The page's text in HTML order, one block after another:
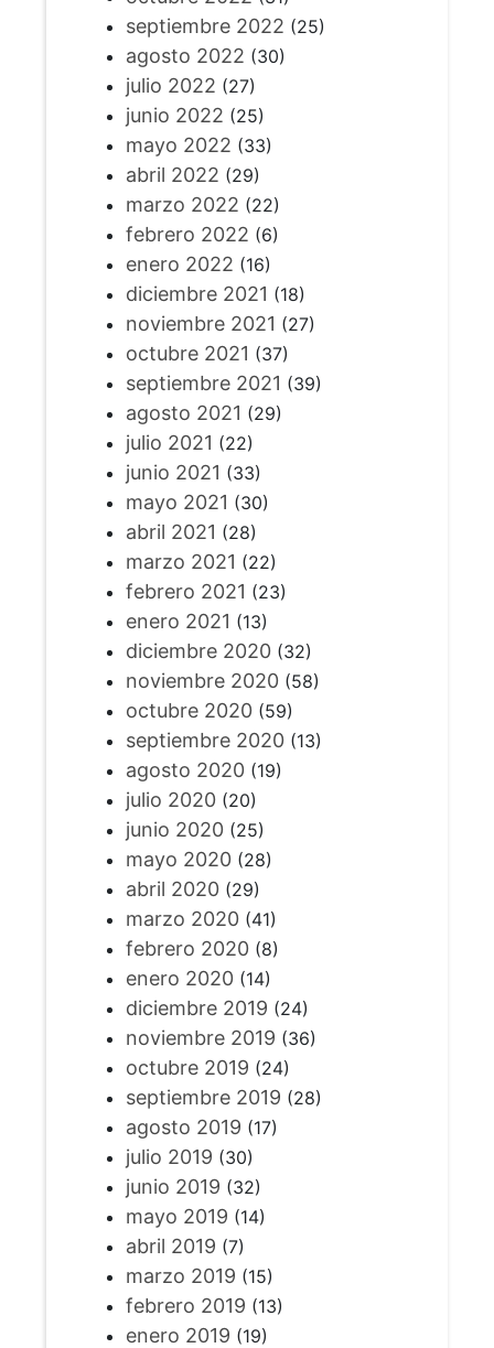
septiembre 2022 (25)
agosto 2022 (30)
julio 2022 (27)
junio 2022 (25)
mayo 2022 (33)
abril 2022 (29)
marzo 2022 (22)
febrero 2022 (6)
enero 2022 (16)
diciembre 2021 (18)
noviembre 2021 (27)
octubre 2021 (37)
septiembre 2021 (39)
agosto 2021 (29)
julio 2021 (22)
junio 2021 (33)
mayo 2021 (30)
abril 2021 (28)
marzo 2021 (22)
febrero 2021 (23)
enero 2021 (13)
diciembre 2020(32)
noviembre 2020(58)
octubre 2020(59)
septiembre 2020(13)
agosto 2020(19)
julio 2020(20)
junio 2020(25)
mayo 2020(28)
abril 2020(29)
marzo 2020(41)
febrero 2020(8)
enero 2020(14)
diciembre 2019 (24)
noviembre 2019 (36)
octubre 2019 (24)
septiembre 2019 (28)
agosto 2019 (17)
julio 2019 (30)
junio 2019 (32)
mayo 2019 (14)
abril 2019 (7)
marzo 2019 (15)
febrero 2019 (13)
enero 2019 (19)